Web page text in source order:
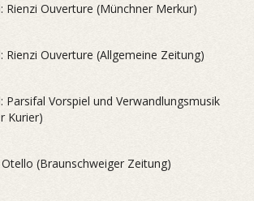
Rienzi Ouverture (Münchner Merkur)
Rienzi Ouverture (Allgemeine Zeitung)
Parsifal Vorspiel und Verwandlungsmusik
Kurier)
(Braunschweiger Zeitung)